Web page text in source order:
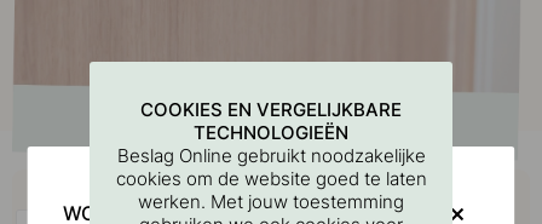
Koop samen met
COOKIES EN VERGELIJKBARE
TECHNOLOGIEËN
Beslag Online gebruikt noodzakelijke
cookies om de website goed te laten
werken. Met jouw toestemming
WOULD YOU RATHER VISIT?